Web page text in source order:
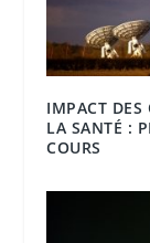
IMPACT DES
LA SANTÉ :
COURS